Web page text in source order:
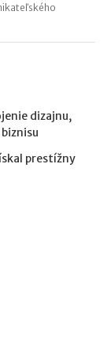
dizajnu,
prestížny